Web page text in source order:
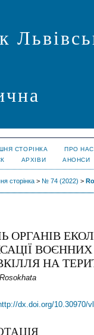
СТОРІНКА
ПРО НАС
АРХІВИ АНОНСИ
сторінка> № 74 (2022) >
ОРГАНІВ
НА
dx.doi.org/10.30970/